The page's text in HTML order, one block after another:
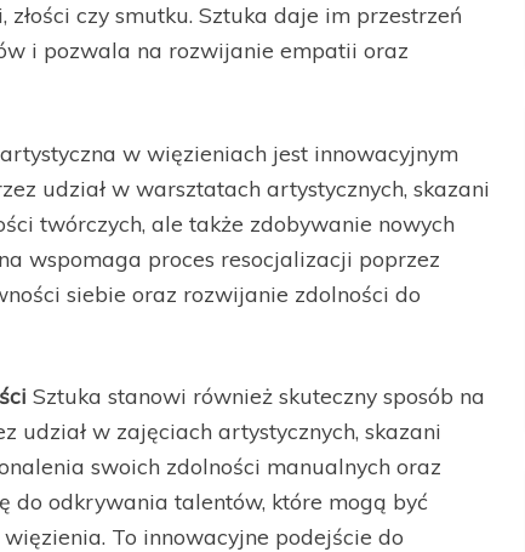
czy smutku. Sztuka daje im przestrzeń
i pozwala na rozwijanie empatii oraz
w więzieniach jest innowacyjnym
udział w warsztatach artystycznych, skazani
twórczych, ale także zdobywanie nowych
wspomaga proces resocjalizacji poprzez
siebie oraz rozwijanie zdolności do
Sztuka stanowi również skuteczny sposób na
udział w zajęciach artystycznych, skazani
swoich zdolności manualnych oraz
do odkrywania talentów, które mogą być
To innowacyjne podejście do